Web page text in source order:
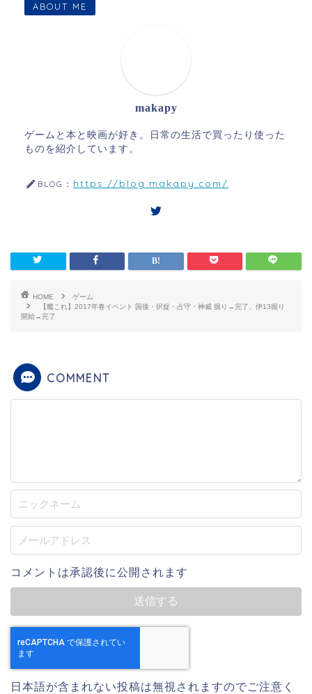
ABOUT ME
makapy
ゲームと本と映画が好き。日常の生活で買ったり使った
ものを紹介しています。
BLOG： https://blog.makapy.com/
HOME
ゲーム
【艦これ】2017年春イベント 国後・択捉・占守・神威 掘り→完了、伊13掘り
開始→完了
COMMENT
コメントは承認後に公開されます
日本語が含まれない投稿は無視されますのでご注意く